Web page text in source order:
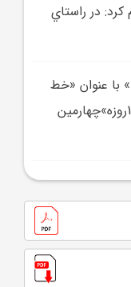
در راستاي
با عنوان «خط
مقدم خدمت در دوران جنگ تحميلي 12روزه»چهارمين